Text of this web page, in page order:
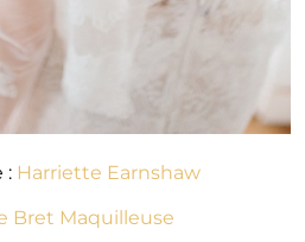
: Harriette Earnshaw
Bret Maquilleuse